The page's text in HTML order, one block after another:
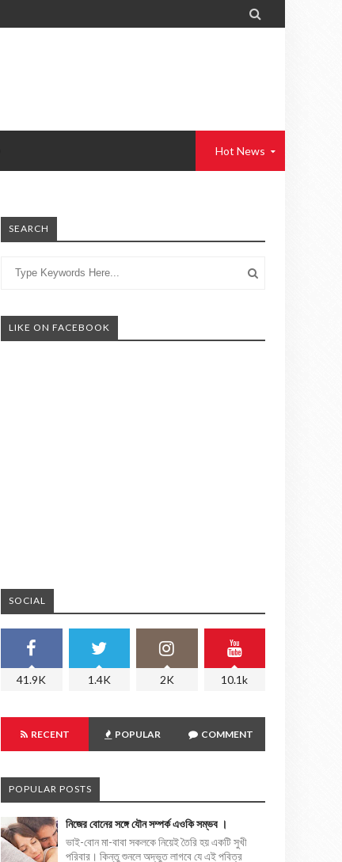

Hot News
SEARCH
LIKE ON FACEBOOK
SOCIAL
41.9K 1.4K 2K 10.1k
RECENT POPULAR COMMENT
POPULAR POSTS
নিজের বোনের সঙ্গে যৌন সম্পর্ক এওকি সম্ভব ।
ভাই-বোন মা-বাবা সকলকে নিয়েই তৈরি হয় একটি সুখী
পরিবার। কিন্তু শুনলে অদ্ভুত লাগবে যে এই পবিত্র